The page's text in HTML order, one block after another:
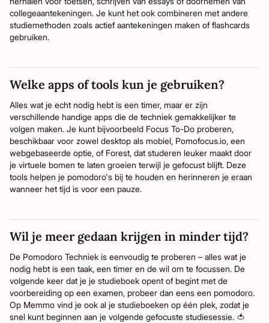
collegeaantekeningen. Je kunt het ook combineren met andere
studiemethoden zoals actief aantekeningen maken of flashcards
gebruiken.
Welke apps of tools kun je gebruiken?
Alles wat je echt nodig hebt is een timer, maar er zijn
verschillende handige apps die de techniek gemakkelijker te
volgen maken. Je kunt bijvoorbeeld Focus To-Do proberen,
beschikbaar voor zowel desktop als mobiel, Pomofocus.io, een
webgebaseerde optie, of Forest, dat studeren leuker maakt door
je virtuele bomen te laten groeien terwijl je gefocust blijft. Deze
tools helpen je pomodoro's bij te houden en herinneren je eraan
wanneer het tijd is voor een pauze.
Wil je meer gedaan krijgen in minder tijd?
De Pomodoro Techniek is eenvoudig te proberen – alles wat je
nodig hebt is een taak, een timer en de wil om te focussen. De
volgende keer dat je je studieboek opent of begint met de
voorbereiding op een examen, probeer dan eens een pomodoro.
Op Memmo vind je ook al je studieboeken op één plek, zodat je
snel kunt beginnen aan je volgende gefocuste studiesessie. 🍅